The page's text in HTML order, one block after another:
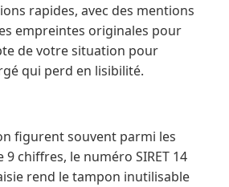
rapides, avec des mentions
empreintes originales pour
de votre situation pour
qui perd en lisibilité.
figurent souvent parmi les
chiffres, le numéro SIRET 14
rend le tampon inutilisable